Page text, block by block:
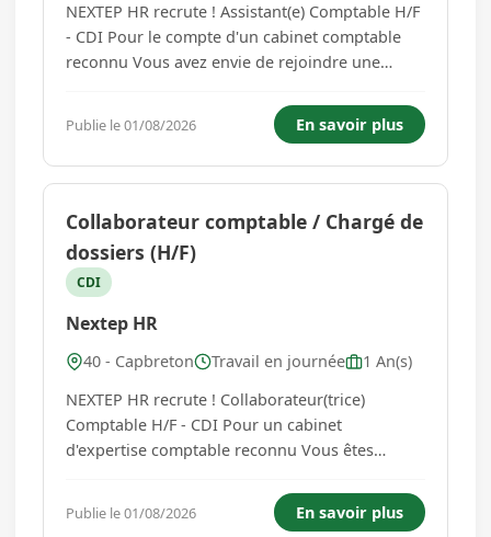
NEXTEP HR recrute ! Assistant(e) Comptable H/F
- CDI Pour le compte d'un cabinet comptable
reconnu Vous avez envie de rejoindre une
compétences dans un cadre bienveillant ? Nous
recherchons un(e) Assistant(e) Comptable
motivé(e) et rigoureux(se) pour acco...
Publie le 01/08/2026 En savoir plus
Collaborateur comptable / Chargé de
dossiers (H/F)
CDI
Nextep HR
40 - Capbreton Travail en journée
1 An(s)
NEXTEP HR recrute ! Collaborateur(trice)
Comptable H/F - CDI Pour un cabinet
d'expertise comptable reconnu Vous êtes
évoluer dans un environnement dynamique et
bienveillant ? Rejoignez un cabinet d'expertise
Publie le 01/08/2026 En savoir plus